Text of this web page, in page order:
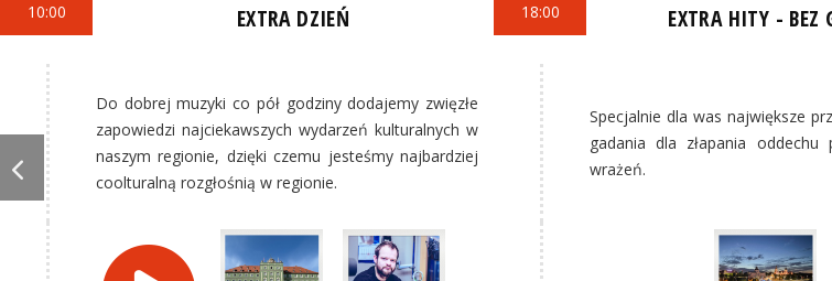
10:00 EXTRA DZIEŃ
Do dobrej muzyki co pół godziny dodajemy zwięzłe
zapowiedzi najciekawszych wydarzeń kulturalnych w
naszym regionie, dzięki czemu jesteśmy najbardziej
coolturalną rozgłośnią w regionie.
18:00 EXTRA HITY - BEZ
Specjalnie dla was największe
gadania dla złapania oddechu
wrażeń.